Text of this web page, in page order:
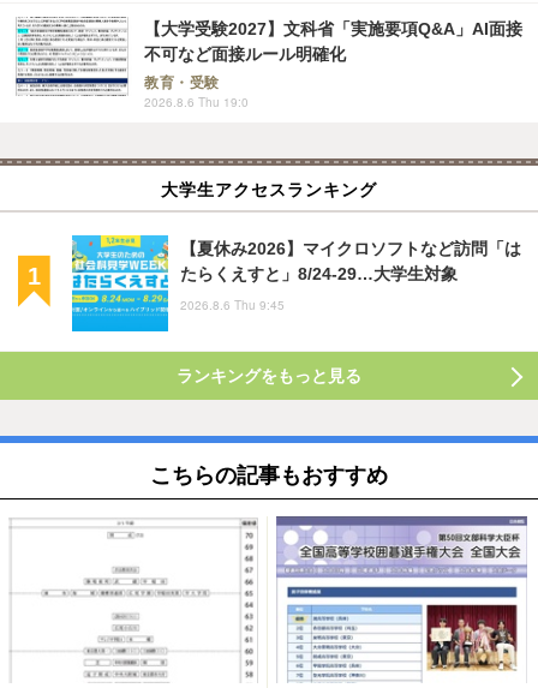
【大学受験2027】文科省「実施要項Q&A」AI面接
不可など面接ルール明確化
教育・受験
2026.8.6 Thu 19:0
大学生アクセスランキング
【夏休み2026】マイクロソフトなど訪問「は
たらくえすと」8/24-29…大学生対象
2026.8.6 Thu 9:45
ランキングをもっと見る
こちらの記事もおすすめ